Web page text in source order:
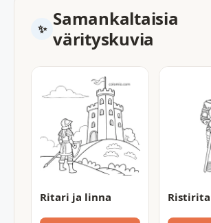
Samankaltaisia
värityskuvia
Ritari ja linna